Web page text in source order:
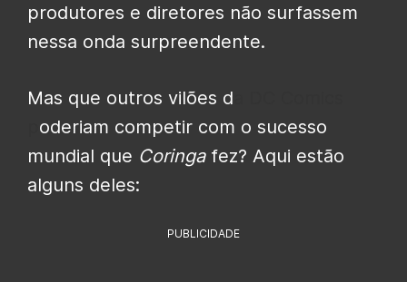
produtores e diretores não surfassem
nessa onda surpreendente.
Mas que outros vilões d
oderiam competir com o sucesso
mundial que Coringafez? Aqui estão
alguns deles:
PUBLICIDADE